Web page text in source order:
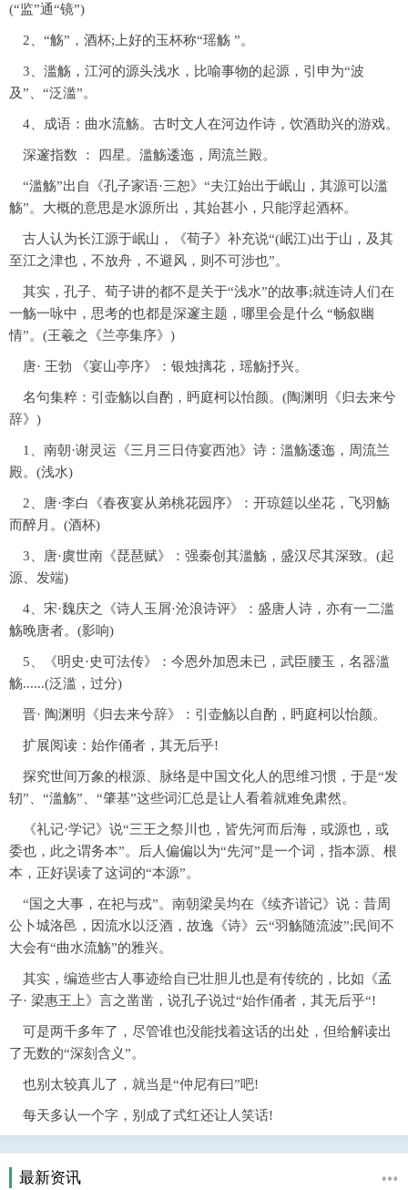
(“监”通“镜”)
2、“觞”，酒杯;上好的玉杯称“瑶觞 ”。
3、滥觞，江河的源头浅水，比喻事物的起源，引申为“波
及”、“泛滥”。
4、成语：曲水流觞。古时文人在河边作诗，饮酒助兴的游戏。
深邃指数 ： 四星。滥觞逶迤，周流兰殿。
“滥觞”出自《孔子家语·三恕》“夫江始出于岷山，其源可以滥
觞”。大概的意思是水源所出，其始甚小，只能浮起酒杯。
古人认为长江源于岷山，《荀子》补充说“(岷江)出于山，及其
至江之津也，不放舟，不避风，则不可涉也”。
其实，孔子、荀子讲的都不是关于“浅水”的故事;就连诗人们在
一觞一咏中，思考的也都是深邃主题，哪里会是什么 “畅叙幽
情”。(王羲之《兰亭集序》)
唐· 王勃 《宴山亭序》：银烛摛花，瑶觞抒兴。
名句集粹：引壶觞以自酌，眄庭柯以怡颜。(陶渊明《归去来兮
辞》)
1、南朝·谢灵运《三月三日侍宴西池》诗：滥觞逶迤，周流兰
殿。(浅水)
2、唐·李白《春夜宴从弟桃花园序》：开琼筵以坐花，飞羽觞
而醉月。(酒杯)
3、唐·虞世南《琵琶赋》：强秦创其滥觞，盛汉尽其深致。(起
源、发端)
4、宋·魏庆之《诗人玉屑·沧浪诗评》：盛唐人诗，亦有一二滥
觞晚唐者。(影响)
5、《明史·史可法传》：今恩外加恩未已，武臣腰玉，名器滥
觞......(泛滥，过分)
晋· 陶渊明《归去来兮辞》：引壶觞以自酌，眄庭柯以怡颜。
扩展阅读：始作俑者，其无后乎!
探究世间万象的根源、脉络是中国文化人的思维习惯，于是“发
轫”、“滥觞”、“肇基”这些词汇总是让人看着就难免肃然。
《礼记·学记》说“三王之祭川也，皆先河而后海，或源也，或
委也，此之谓务本”。后人偏偏以为“先河”是一个词，指本源、根
本，正好误读了这词的“本源”。
“国之大事，在祀与戎”。南朝梁吴均在《续齐谐记》说：昔周
公卜城洛邑，因流水以泛酒，故逸《诗》云“羽觞随流波”;民间不
大会有“曲水流觞”的雅兴。
其实，编造些古人事迹给自已壮胆儿也是有传统的，比如《孟
子· 梁惠王上》言之凿凿，说孔子说过“始作俑者，其无后乎“!
可是两千多年了，尽管谁也没能找着这话的出处，但给解读出
了无数的“深刻含义”。
也别太较真儿了，就当是“仲尼有曰”吧!
每天多认一个字，别成了式红还让人笑话!
最新资讯